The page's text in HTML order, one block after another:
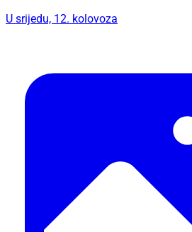
U srijedu, 12. kolovoza